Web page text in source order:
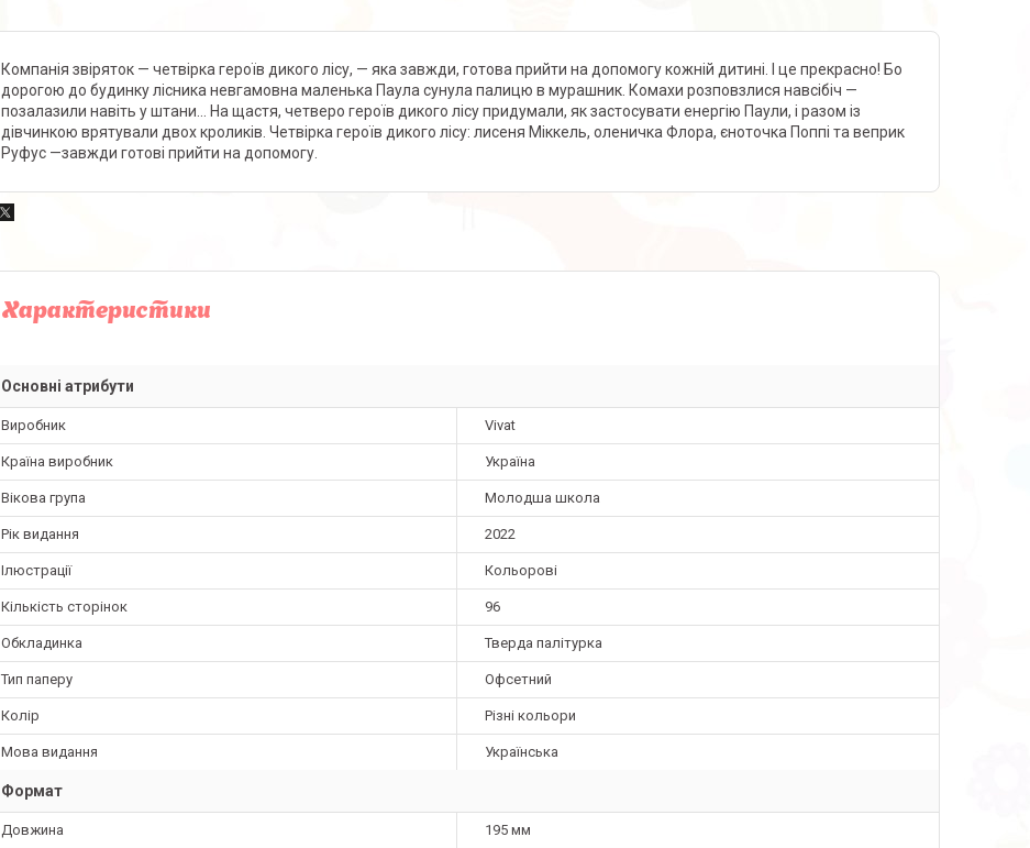
Компанія звіряток — четвірка героїв дикого лісу, — яка завжди, готова прийти на допомогу кожній дитині. І це прекрасно! Бо
дорогою до будинку лісника невгамовна маленька Паула сунула палицю в мурашник. Комахи розповзлися навсібіч —
позалазили навіть у штани… На щастя, четверо героїв дикого лісу придумали, як застосувати енергію Паули, і разом із
дівчинкою врятували двох кроликів. Четвірка героїв дикого лісу: лисеня Міккель, оленичка Флора, єноточка Поппі та веприк
Руфус —завжди готові прийти на допомогу.
Характеристики
Основні атрибути
Виробник Vivat
Країна виробник Україна
Вікова група Молодша школа
Рік видання 2022
Ілюстрації Кольорові
Кількість сторінок 96
Обкладинка Тверда палітурка
Тип паперу Офсетний
Колір Різні кольори
Мова видання Українська
Формат
Довжина 195 мм